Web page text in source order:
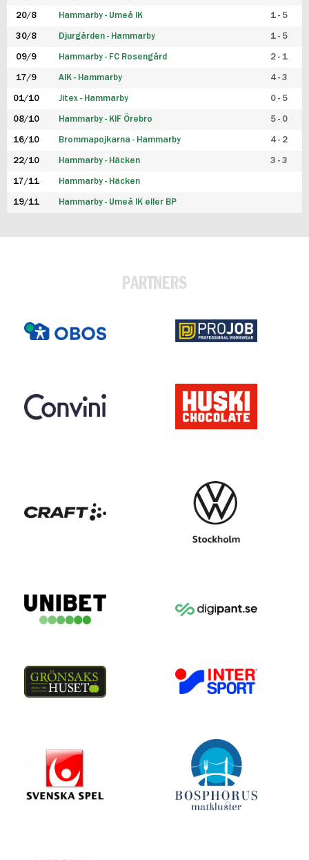
20/8 Hammarby - Umeå IK 1 - 5
30/8 Djurgården - Hammarby 1 - 5
09/9 Hammarby - FC Rosengård 2 - 1
17/9 AIK - Hammarby 4 - 3
01/10 Jitex - Hammarby 0 - 5
08/10 Hammarby - KIF Örebro 5 - 0
16/10 Brommapojkarna - Hammarby 4 - 2
22/10 Hammarby - Häcken 3 - 3
17/11 Hammarby - Häcken
19/11 Hammarby - Umeå IK eller BP
PARTNERS